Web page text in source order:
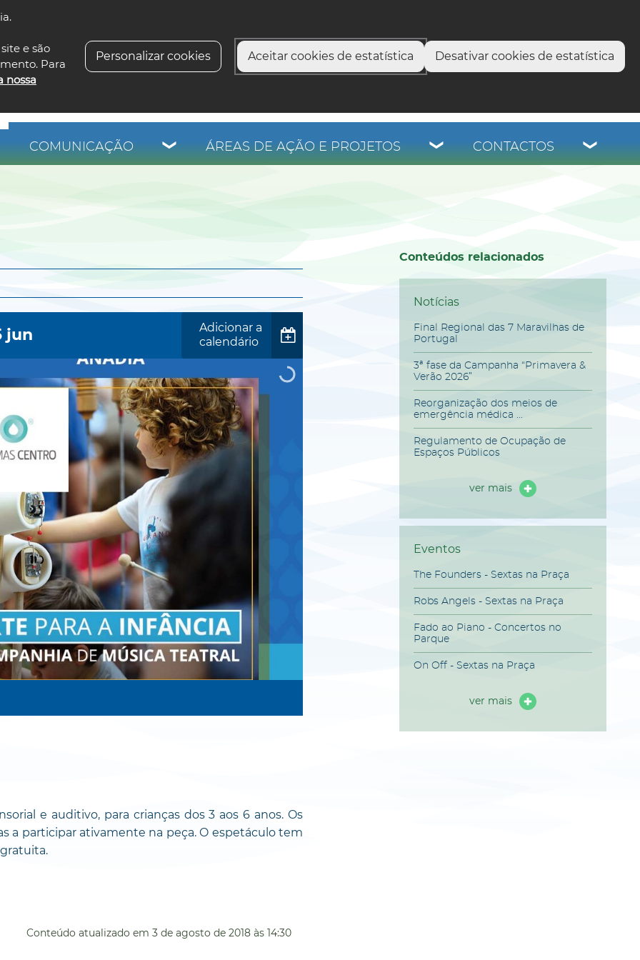
e são
Para
nossa
Personalizar cookies Aceitar cookies de estatística Desativar cookies de estatística
COMUNICAÇÃO ÁREAS DE AÇÃO E PROJETOS CONTACTOS
jun
Adicionar a
calendário
e auditivo, para crianças dos 3 aos 6 anos. Os
a participar ativamente na peça. O espetáculo tem
Conteúdos relacionados
Notícias
Final Regional das 7 Maravilhas de
Portugal
3ª fase da Campanha “Primavera &
Verão 2026”
Reorganização dos meios de
emergência médica ...
Regulamento de Ocupação de
Espaços Públicos
ver mais
Eventos
The Founders - Sextas na Praça
Robs Angels - Sextas na Praça
Fado ao Piano - Concertos no
Parque
On Off - Sextas na Praça
ver mais
Conteúdo atualizado em 3 de agosto de 2018 às 14:30